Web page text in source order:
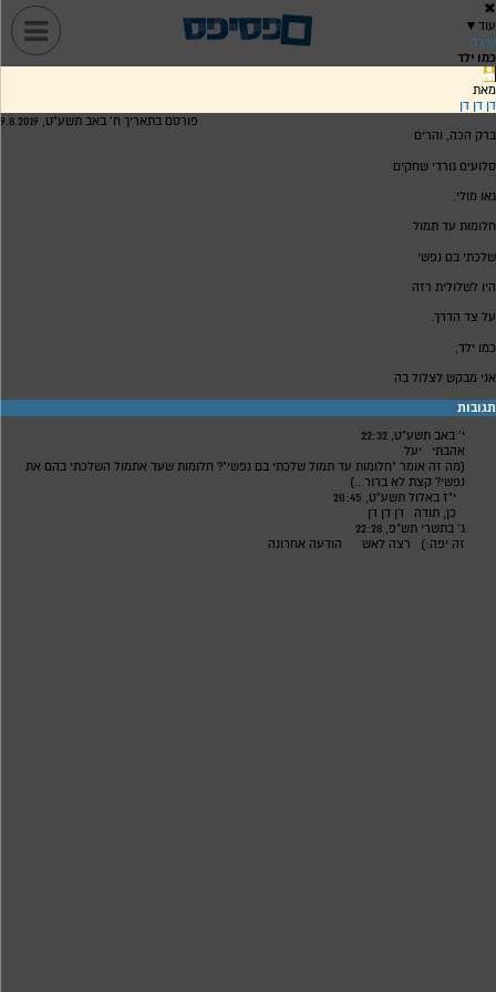
✖
עוד ▼
שירה
כמו ילד
מאת
דן דן דן
פורסם בתאריך ח' באב תשע"ט, 9.8.2019
ברק הכה, והרים
סלועים גורדי שחקים
גאו מולי.
חלומות עד תמול
שלכתי בם נפשי
היו לשלולית רזה
על צד הדרך.
כמו ילד,
אני מבקש לצלול בה
תגובות
י' באב תשע"ט, 22:32
אהבתי
יעל
(מה זה אומר "חלומות עד תמול שלכתי בם נפשי"? חלומות שעד אתמול השלכתי בהם את
נפשי? קצת לא ברור...)
י"ז באלול תשע"ט, 20:45
כן, תודה
דן דן דן
ג' בתשרי תש"פ, 22:28
זה יפה:)
רצה לאש הודעה אחרונה